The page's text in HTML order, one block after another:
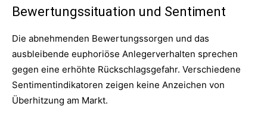
Bewertungssituation und Sentiment
Die abnehmenden Bewertungssorgen und das
ausbleibende euphoriöse Anlegerverhalten sprechen
gegen eine erhöhte Rückschlagsgefahr. Verschiedene
Sentimentindikatoren zeigen keine Anzeichen von
Überhitzung am Markt.